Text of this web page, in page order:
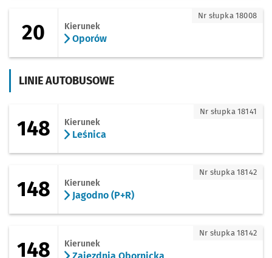
20 Kierunek
Oporów
Nr słupka 18008
LINIE AUTOBUSOWE
148 Kierunek
Leśnica
Nr słupka 18141
148 - kierunek Jagodno (P+R)
148 Kierunek
Jagodno (P+R)
Nr słupka 18142
148 - kierunek Zajezdnia Obornicka
148 Kierunek
Nr słupka 18142